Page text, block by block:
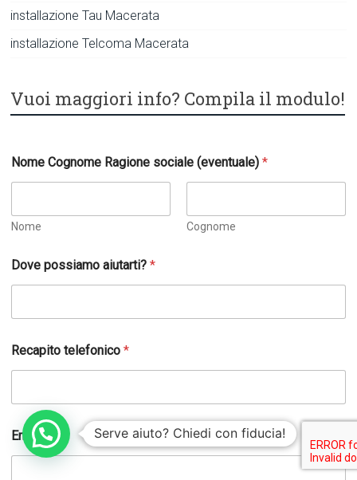
installazione Tau Macerata
installazione Telcoma Macerata
Vuoi maggiori info? Compila il modulo!
c
c
t
z
i
o
e
e
o
i
c
Nome Cognome Ragione sociale (eventuale)*
Nome Cognome
Dove possiamo aiutarti?*
Recapito telefonico*
Email Serve aiuto? Chiedi con fiducia!